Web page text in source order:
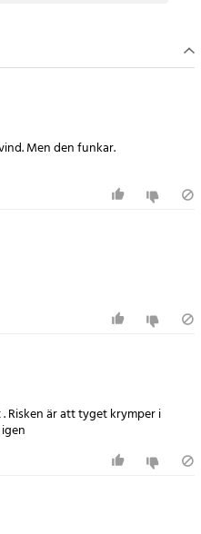
Men den funkar.
är att tyget krymper i